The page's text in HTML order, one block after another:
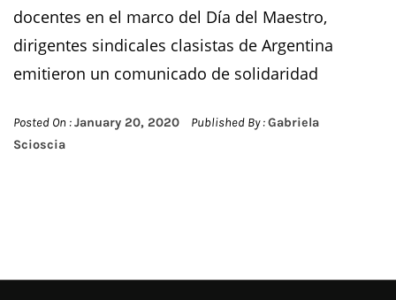
docentes en el marco del Día del Maestro,
dirigentes sindicales clasistas de Argentina
emitieron un comunicado de solidaridad
Posted On :January 20, 2020 Published By :Gabriela
Scioscia